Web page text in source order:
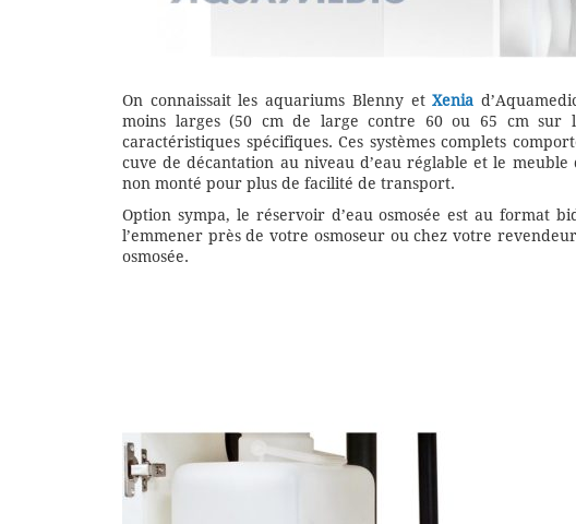
On connaissait les aquariums Blenny etXenia
moins larges (50 cm de large contre 60 ou 65 cm sur
caractéristiques spécifiques. Ces systèmes complets
cuve de décantation au niveau d’eau réglable et le
non monté pour plus de facilité de transport.
Option sympa, le réservoir d’eau osmosée est au format
l’emmener près de votre osmoseur ou chez votre
osmosée.